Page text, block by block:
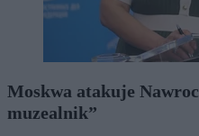
Moskwa atakuje
muzealnik”